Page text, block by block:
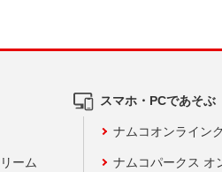
ーム
スマホ・PCであそぶ
ナムコオンライン
ナムコパークス オ